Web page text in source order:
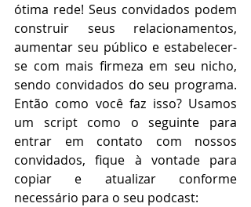
ótima rede! Seus convidados podem
construir seus relacionamentos,
aumentar seu público e estabelecer-
se com mais firmeza em seu nicho,
sendo convidados do seu programa.
Então como você faz isso? Usamos
um script como o seguinte para
entrar em contato com nossos
convidados, fique à vontade para
copiar e atualizar conforme
necessário para o seu podcast: